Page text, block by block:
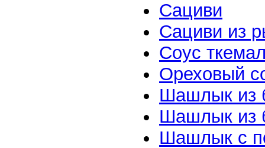
Сациви
Сациви из
Соус
Ореховый
Шашлык из
Шашлык из
Шашлык с